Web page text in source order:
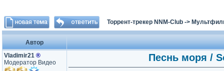
Торрент-трекер NNM-Club ->
Автор
Vladimir21 ®
Модератор Видео
Песнь моря /